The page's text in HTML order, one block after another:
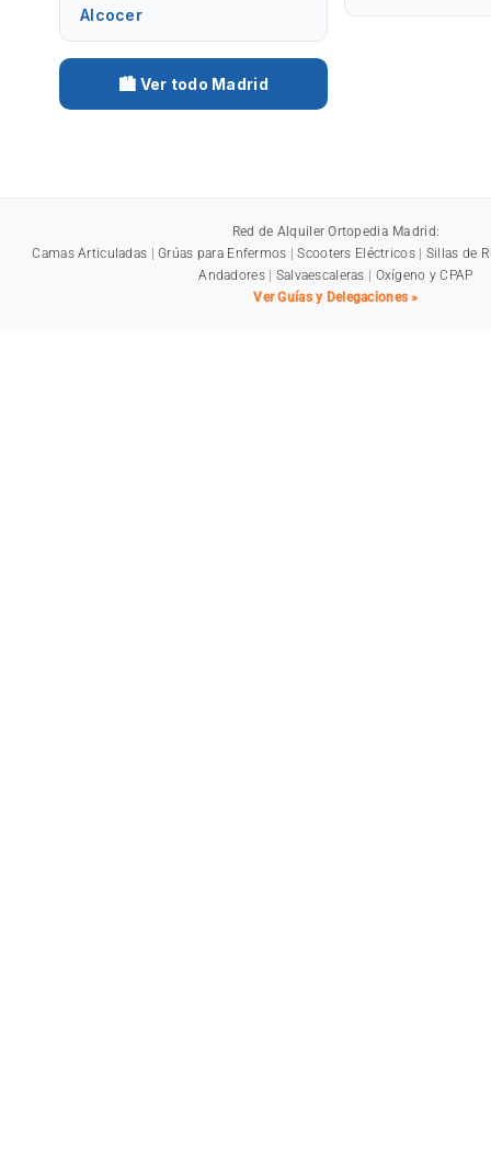
Alcocer
🏙️ Ver todo Madrid
Red de Alquiler Ortopedia Madrid:
Camas Articuladas |Grúas para Enfermos |Scooters Eléctricos| Sillas de
Andadores| Salvaescaleras | Oxígeno y CPAP
Ver Guías y Delegaciones »